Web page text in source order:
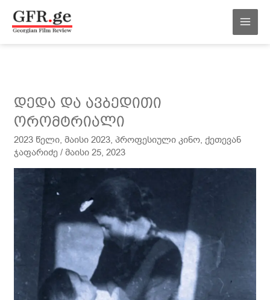
გადასვლა
დედა და ავბედითი
ორომტრიალი
2023 წელი,მაისი 2023,პროფესიული კინო,ქეთევან
ჯაფარიძე /მაისი 25, 2023
დედა
და
ავბედითი
ორომტრიალი